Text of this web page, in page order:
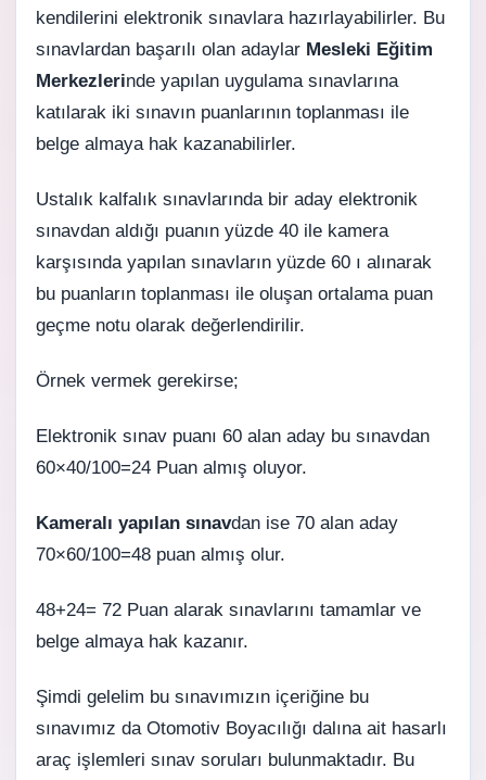
kendilerini elektronik sınavlara hazırlayabilirler. Bu
sınavlardan başarılı olan adaylar Mesleki Eğitim
Merkezlerinde yapılan uygulama sınavlarına
katılarak iki sınavın puanlarının toplanması ile
belge almaya hak kazanabilirler.
Ustalık kalfalık sınavlarında bir aday elektronik
sınavdan aldığı puanın yüzde 40 ile kamera
karşısında yapılan sınavların yüzde 60 ı alınarak
bu puanların toplanması ile oluşan ortalama puan
geçme notu olarak değerlendirilir.
Örnek vermek gerekirse;
Elektronik sınav puanı 60 alan aday bu sınavdan
60×40/100=24 Puan almış oluyor.
Kameralı yapılan sınavdan ise 70 alan aday
70×60/100=48 puan almış olur.
48+24= 72 Puan alarak sınavlarını tamamlar ve
belge almaya hak kazanır.
Şimdi gelelim bu sınavımızın içeriğine bu
sınavımız da Otomotiv Boyacılığı dalına ait hasarlı
araç işlemleri sınav soruları bulunmaktadır. Bu